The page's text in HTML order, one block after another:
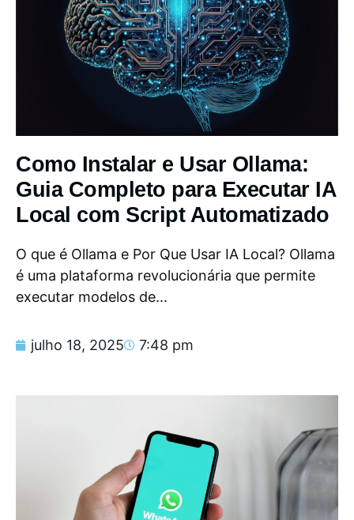
Como Instalar e Usar Ollama:
Guia Completo para Executar IA
Local com Script Automatizado
O que é Ollama e Por Que Usar IA Local? Ollama
é uma plataforma revolucionária que permite
executar modelos de...
julho 18, 2025 7:48 pm